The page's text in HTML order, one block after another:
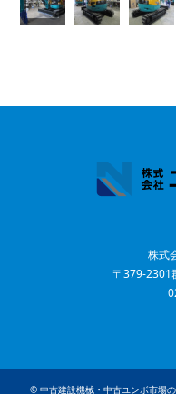
株式
〒379-2301
© 中古建設機械・中古ユンボ市場